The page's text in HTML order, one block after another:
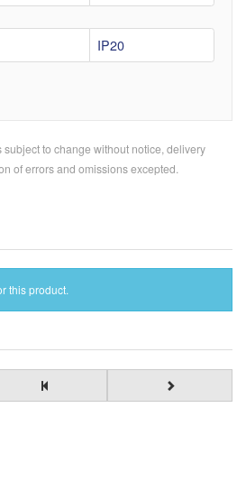
IP20
to change without notice, delivery
of errors and omissions excepted.
this product.